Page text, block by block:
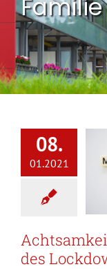
Familie
08.
01.2021
des